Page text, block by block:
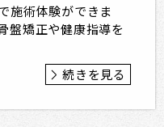
施術体験ができま
盤矯正や健康指導を
続きを見る